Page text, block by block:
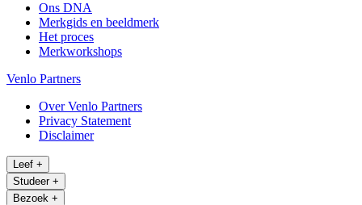
Ons DNA
Merkgids en beeldmerk
Het proces
Merkworkshops
Venlo Partners
Over Venlo Partners
Privacy Statement
Disclaimer
Leef +
Studeer +
Bezoek +